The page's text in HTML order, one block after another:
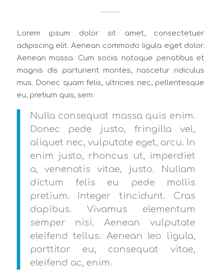
Lorem ipsum dolor sit amet, consectetuer
adipiscing elit. Aenean commodo ligula eget dolor.
Aenean massa. Cum sociis natoque penatibus et
magnis dis parturient montes, nascetur ridiculus
mus. Donec quam felis, ultricies nec, pellentesque
eu, pretium quis, sem.
Nulla consequat massa quis enim.
Donec pede justo, fringilla vel,
aliquet nec, vulputate eget, arcu. In
enim justo, rhoncus ut, imperdiet
a, venenatis vitae, justo. Nullam
dictum felis eu pede mollis
pretium. Integer tincidunt. Cras
dapibus. Vivamus elementum
semper nisi. Aenean vulputate
eleifend tellus. Aenean leo ligula,
porttitor eu, consequat vitae,
eleifend ac, enim.